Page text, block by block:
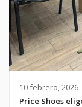
10 febrero, 2026
Price Shoes